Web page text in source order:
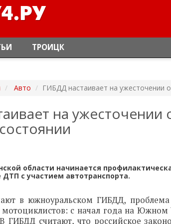
ТРОИЦК
Авто ГИБДД настаивает на ужесточении
на ужесточении
области начинается
с участием автотранспорта.
в южноуральском ГИБДД,
мотоциклистов: с начал года на
ГИБДД считают, что российское